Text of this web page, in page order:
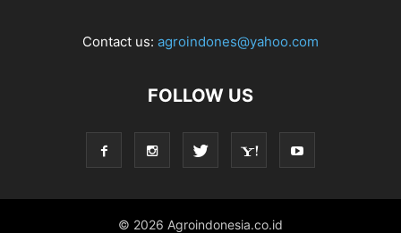
Contact us: agroindones@yahoo.com
FOLLOW US
© 2026 Agroindonesia.co.id